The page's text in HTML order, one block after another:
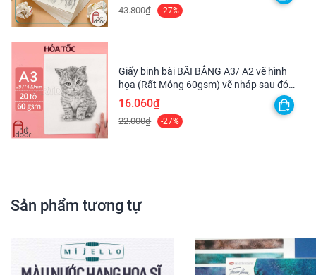
43.800₫ -27%
Giấy binh bài BÃI BẰNG A3/ A2 vẽ hình
họa (Rất Mỏng 60gsm) vẽ nháp sau đó
scan lại - [HỎA TỐC HCM]
16.060₫
22.000₫ -27%
Sản phẩm tương tự